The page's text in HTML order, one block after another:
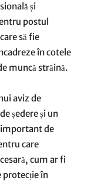
și
postul
să fie
în cotele
muncă străină.
aviz de
ședere și un
important de
care
cum ar fi
protecție în